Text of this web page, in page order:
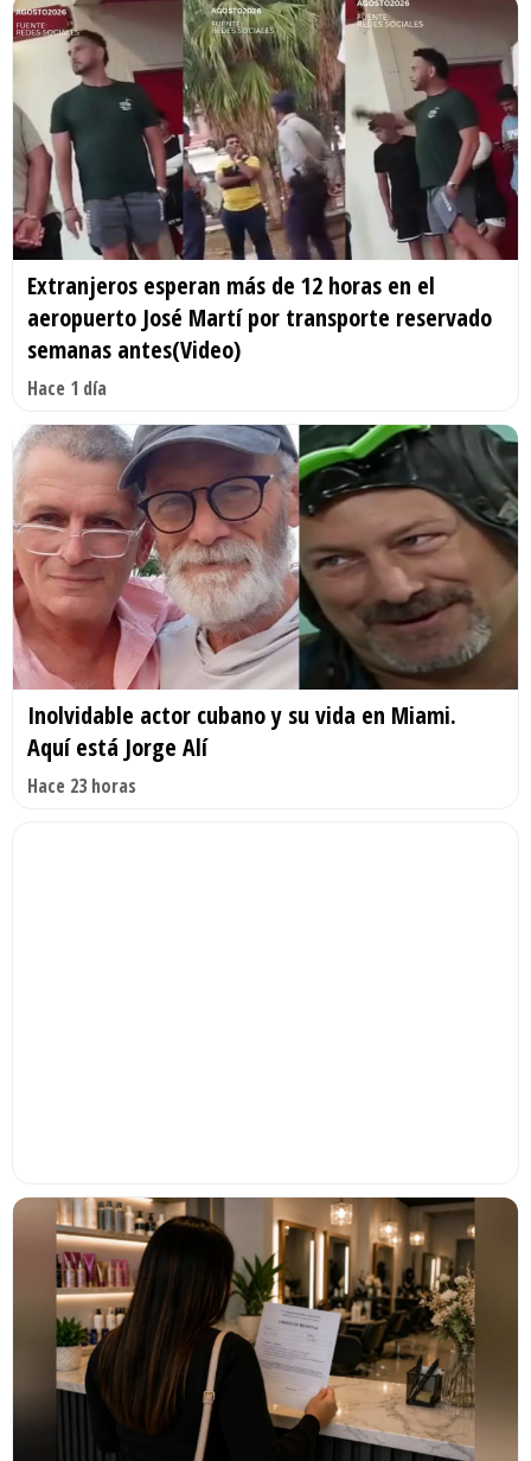
Extranjeros esperan más de 12 horas en el
aeropuerto José Martí por transporte reservado
semanas antes(Video)
Hace 1 día
Inolvidable actor cubano y su vida en Miami.
Aquí está Jorge Alí
Hace 23 horas